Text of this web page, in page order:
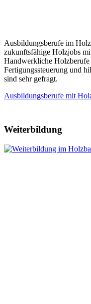
Ausbildungsberufe im
zukunftsfähige Holzjobs
Handwerkliche Holzberufe
Fertigungssteuerung und
sind sehr gefragt.
Ausbildungsberufe mit
Weiterbildung